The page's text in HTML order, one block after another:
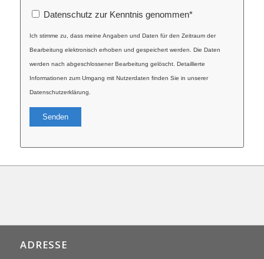
Datenschutz zur Kenntnis genommen*
Ich stimme zu, dass meine Angaben und Daten für den Zeitraum der
Bearbeitung elektronisch erhoben und gespeichert werden. Die Daten
werden nach abgeschlossener Bearbeitung gelöscht. Detaillierte
Informationen zum Umgang mit Nutzerdaten finden Sie in unserer
Datenschutzerklärung.
ADRESSE